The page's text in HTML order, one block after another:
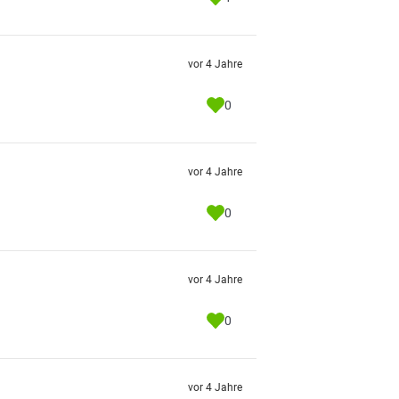
vor 4 Jahre
0
vor 4 Jahre
0
vor 4 Jahre
0
vor 4 Jahre